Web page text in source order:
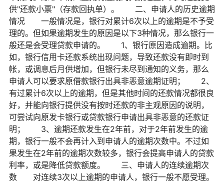
供"还款小票"（存款回执单）。 二、申请人的历史逾期
情况 一般情况是，银行对累计6次以上的逾期是不予受
理的。但如果逾期发生的原因是以下3种情况，那么银行一
般还是会受理贷款申请的。 1、银行原因造成逾期。比
如，银行信用卡还款系统出现问题，导致还款没有即时到
帐，或调息后月供增加，但银行未尽到通知的义务，那么
申请人可以要求原借款银行出具非恶意逾期证明； 2、
有过累计6次以上的逾期，但是其他时间的还款情况都很良
好，并能向银行提供没有按时还款的非主观原因的说明，
可尝试向原发卡银行或贷款银行申请出具非恶意的还款证
明； 3、逾期还款发生在2年前，对于2年前发生的逾
期，银行一般不会再计入到申请人的逾期次数中。不过如
果发生在2年前的逾期次数较多，银行会提高申请人的贷款
利率，或是降低贷款额度。 三、申请人的连续逾期次
数 对连续3次以上逾期的申请人，银行一般不愿受理。